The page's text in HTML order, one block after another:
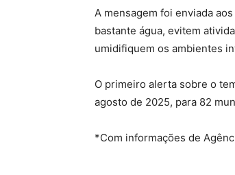
A mensagem foi enviada
bastante água, evitem
umidifiquem os ambientes
O primeiro alerta sobre o
agosto de 2025, para 82
*Com informações de